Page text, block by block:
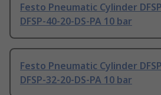
Festo Pneumatic Cylinder
DFSP-40-20-DS-PA 10 bar
Festo Pneumatic Cylinder
DFSP-32-20-DS-PA 10 bar